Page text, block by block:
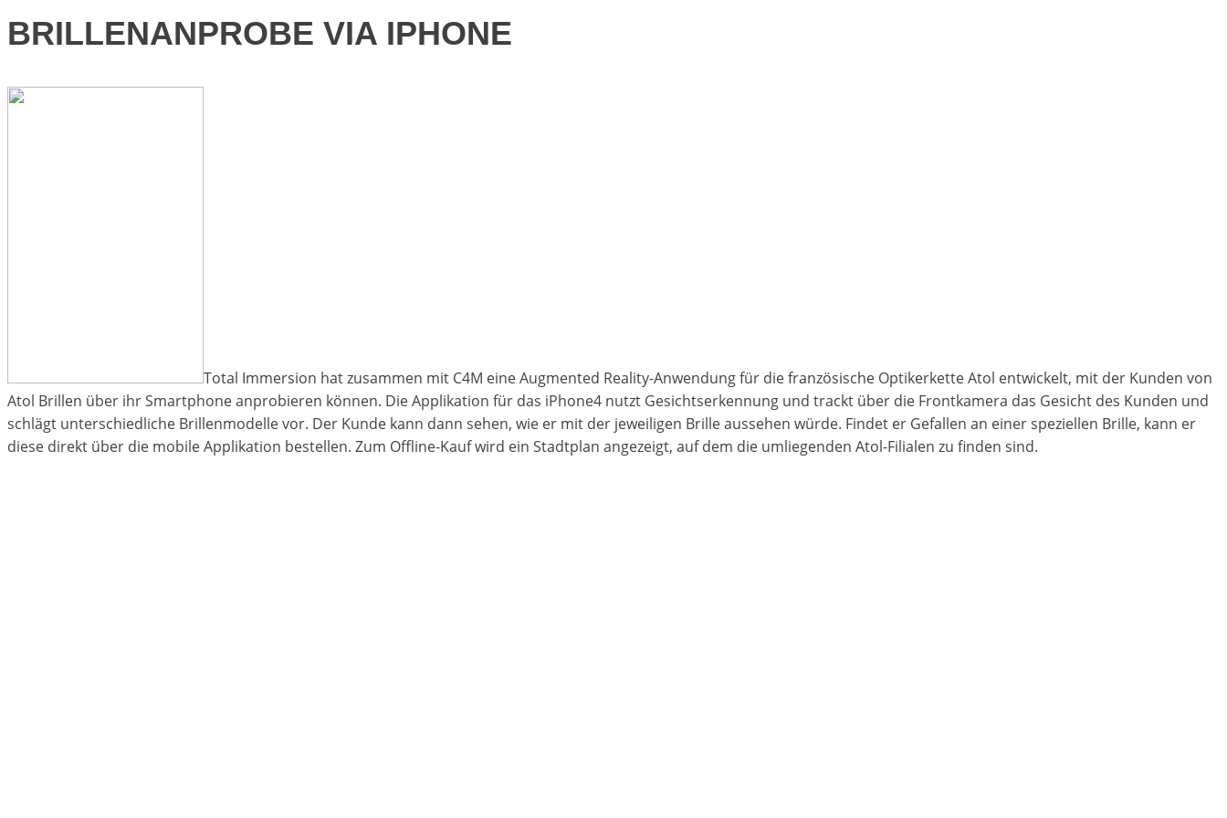
BRILLENANPROBE VIA IPHONE
Total Immersion hat zusammen mit C4M eine Augmented Reality-Anwendung für die französische Optikerkette Atol entwickelt, mit der Kunden von
Atol Brillen über ihr Smartphone anprobieren können. Die Applikation für das iPhone4 nutzt Gesichtserkennung und trackt über die Frontkamera das Gesicht des Kunden und
schlägt unterschiedliche Brillenmodelle vor. Der Kunde kann dann sehen, wie er mit der jeweiligen Brille aussehen würde. Findet er Gefallen an einer speziellen Brille, kann er
diese direkt über die mobile Applikation bestellen. Zum Offline-Kauf wird ein Stadtplan angezeigt, auf dem die umliegenden Atol-Filialen zu finden sind.